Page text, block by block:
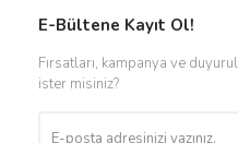
E-Bültene Kayıt Ol!
Fırsatları, kampanya ve
ister misiniz?